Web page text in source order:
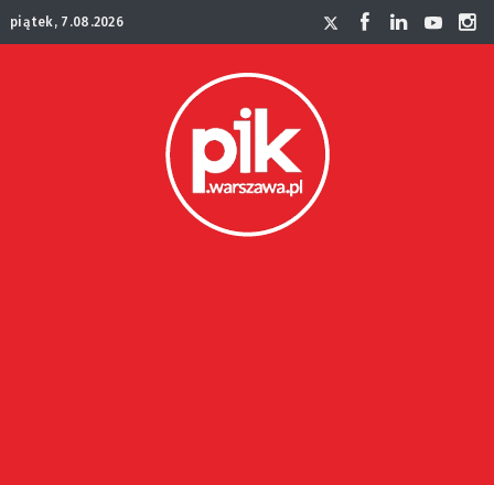
piątek, 7.08.2026